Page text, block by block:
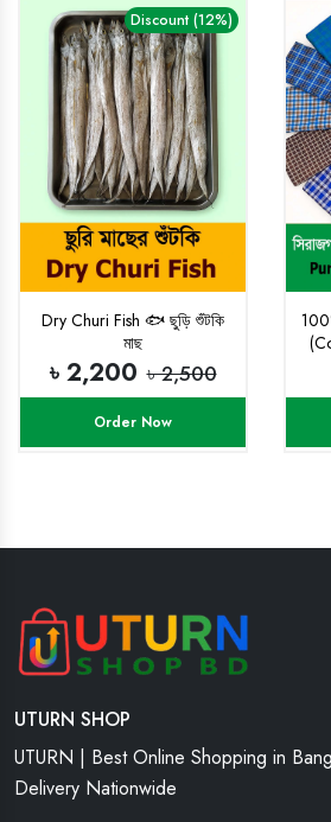
Discount (12%)
Dry Churi Fish 🐟 ছুড়ি শুঁটকি
মাছ
৳ 2,200 ৳ 2,500
Order Now
UTURN SHOP
UTURN | Best Online Shopping in
Delivery Nationwide